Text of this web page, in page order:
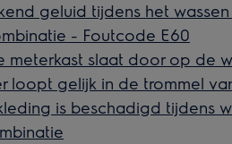
geluid tijdens het
- Foutcode E60
meterkast slaat door op de
loopt gelijk in de trommel
is beschadigd tijdens